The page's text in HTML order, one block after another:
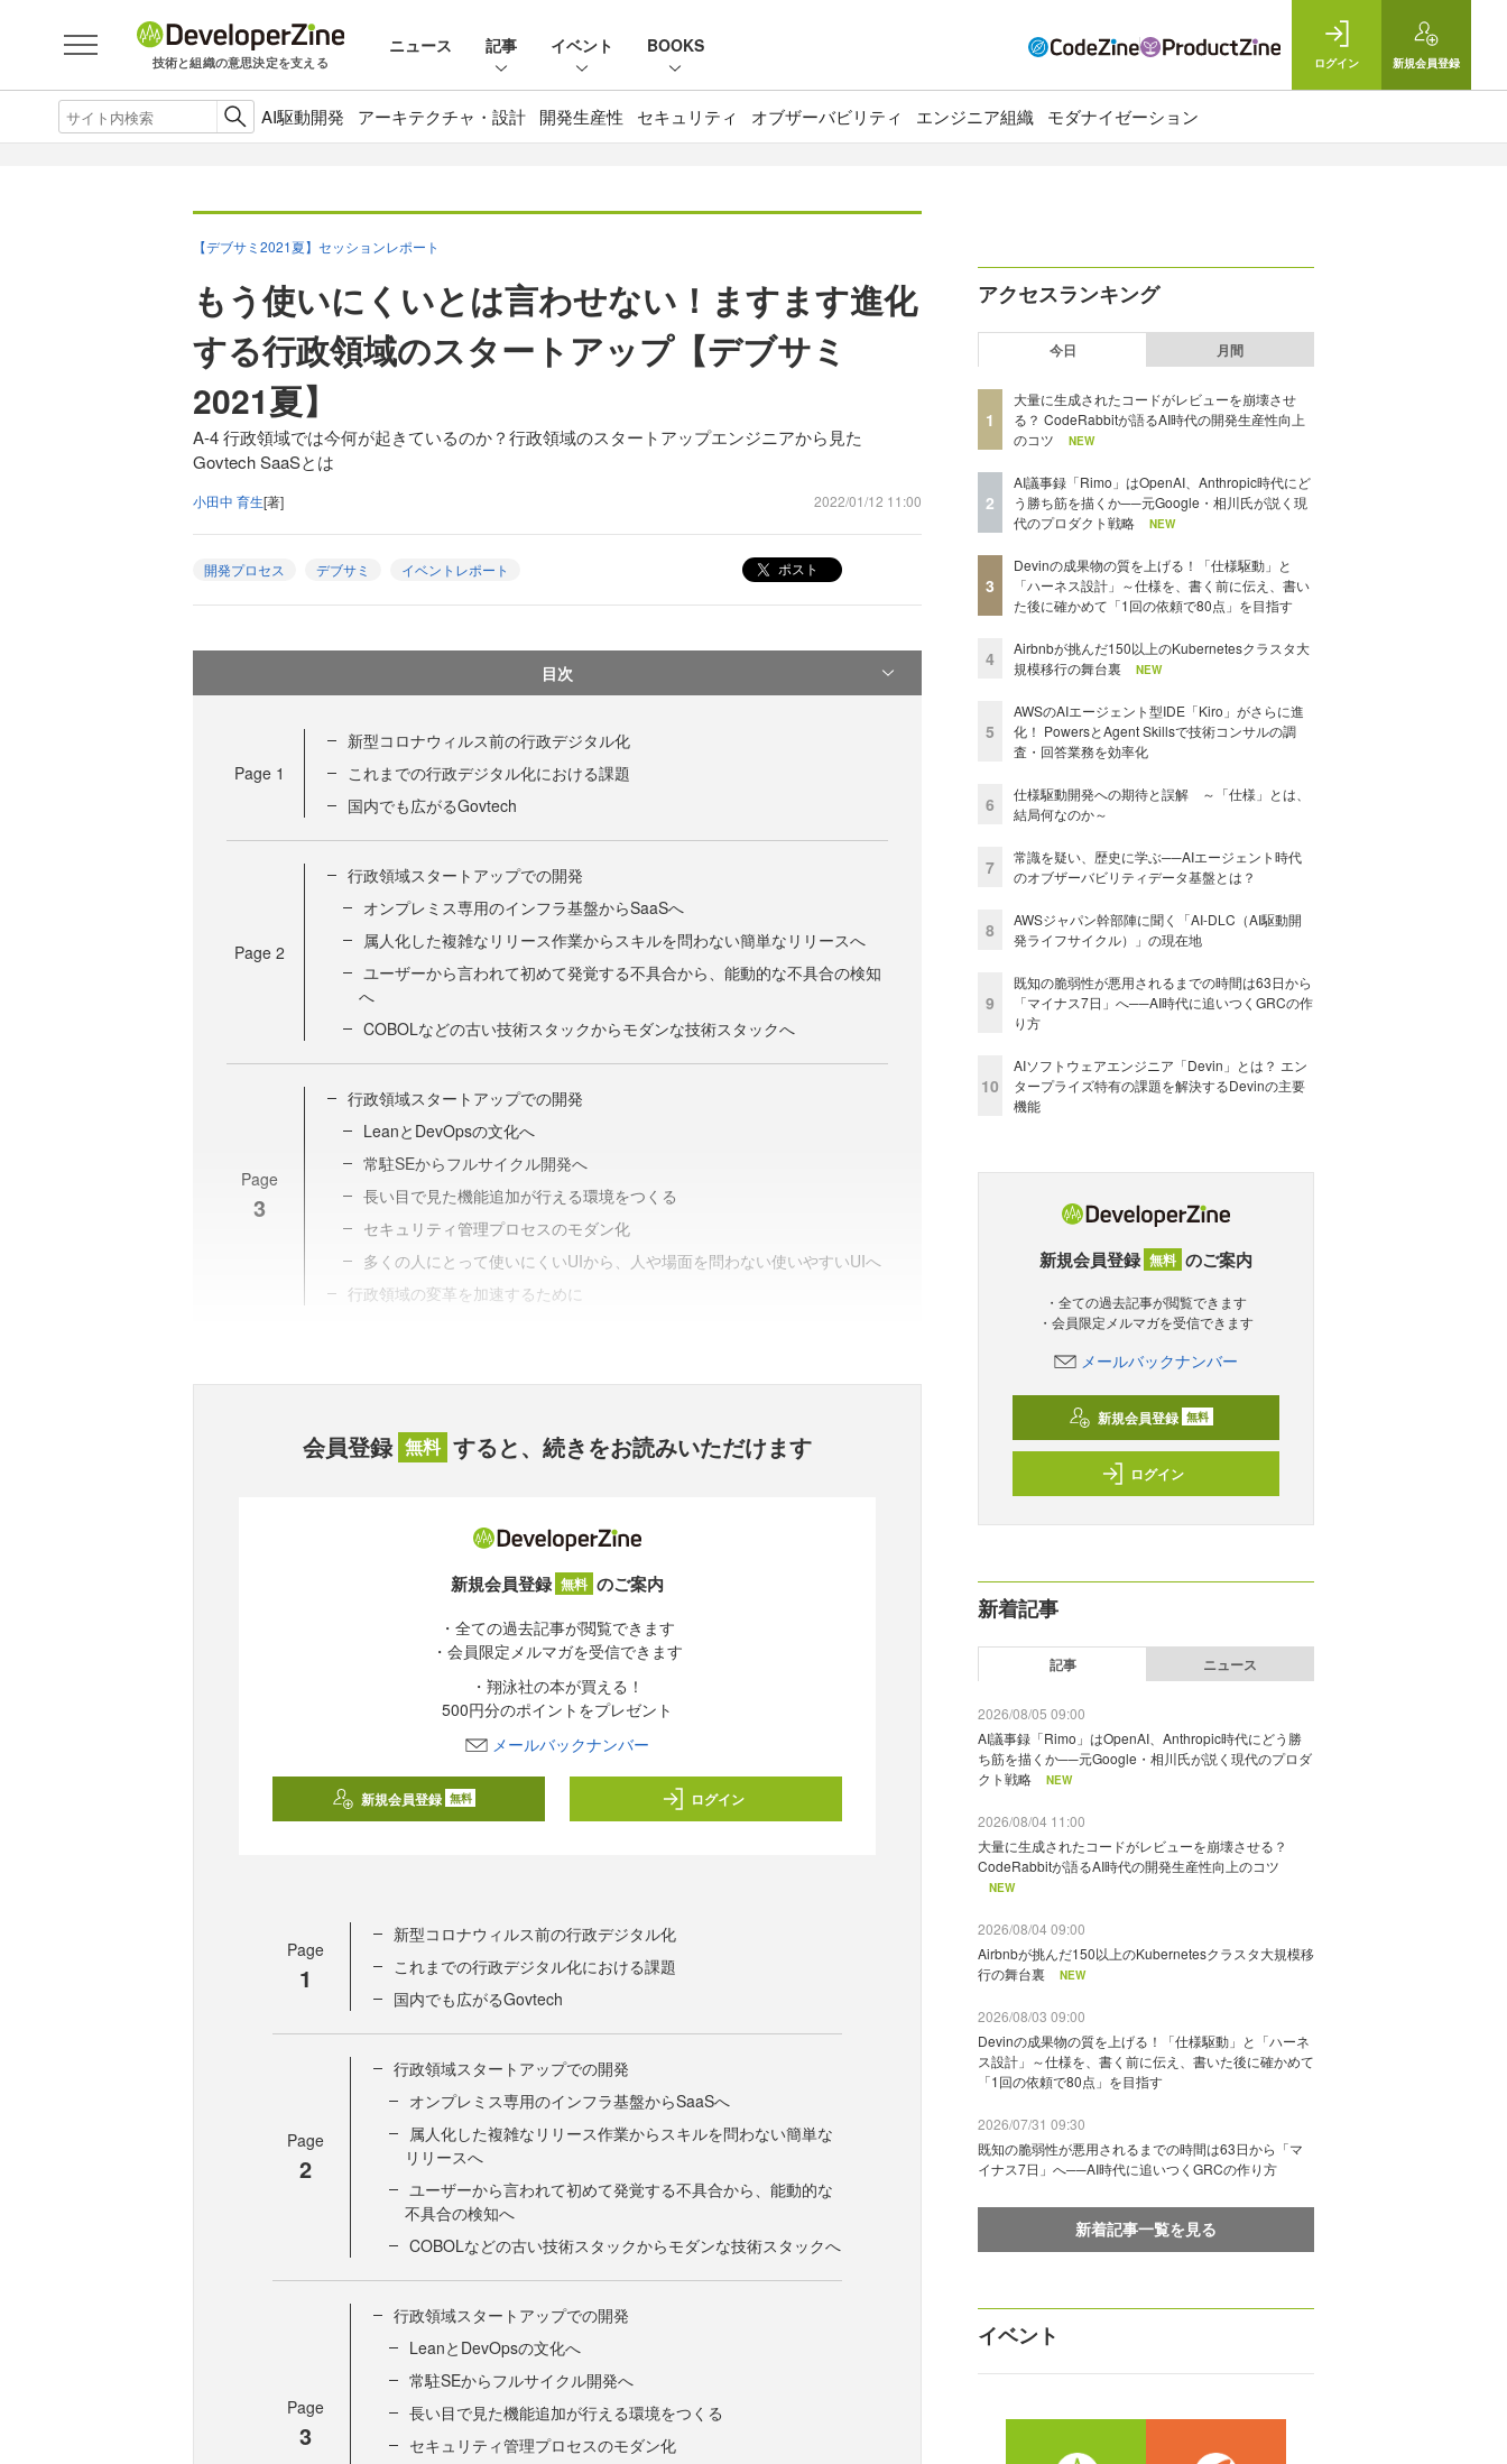
技術と組織の意思決定を支える
ニュース 記事 イベント BOOKS
ログイン 新規会員登録
AI駆動開発 アーキテクチャ・設計 開発生産性 セキュリティ オブザーバビリティ エンジニア組織 モダナイゼーション
【デブサミ2021夏】セッションレポート
もう使いにくいとは言わせない！ますます進化
する行政領域のスタートアップ【デブサミ
2021夏】
A-4 行政領域では今何が起きているのか？行政領域のスタートアップエンジニアから見た
Govtech SaaSとは
小田中 育生[著] 2022/01/12 11:00
開発プロセス デブサミ イベントレポート ポスト
目次
Page 1
新型コロナウィルス前の行政デジタル化
これまでの行政デジタル化における課題
国内でも広がるGovtech
Page 2
行政領域スタートアップでの開発
オンプレミス専用のインフラ基盤からSaaSへ
属人化した複雑なリリース作業からスキルを問わない簡単なリリースへ
ユーザーから言われて初めて発覚する不具合から、能動的な不具合の検知
へ
COBOLなどの古い技術スタックからモダンな技術スタックへ
Page
3
行政領域スタートアップでの開発
LeanとDevOpsの文化へ
常駐SEからフルサイクル開発へ
長い目で見た機能追加が行える環境をつくる
セキュリティ管理プロセスのモダン化
多くの人にとって使いにくいUIから、人や場面を問わない使いやすいUIへ
行政領域の変革を加速するために
会員登録 無料 すると、続きをお読みいただけます
新規会員登録 無料 のご案内
・全ての過去記事が閲覧できます
・会員限定メルマガを受信できます
・翔泳社の本が買える！
500円分のポイントをプレゼント
メールバックナンバー
新規会員登録 無料 ログイン
Page
1
新型コロナウィルス前の行政デジタル化
これまでの行政デジタル化における課題
国内でも広がるGovtech
Page
2
行政領域スタートアップでの開発
オンプレミス専用のインフラ基盤からSaaSへ
属人化した複雑なリリース作業からスキルを問わない簡単な
リリースへ
ユーザーから言われて初めて発覚する不具合から、能動的な
不具合の検知へ
COBOLなどの古い技術スタックからモダンな技術スタックへ
Page
3
行政領域スタートアップでの開発
LeanとDevOpsの文化へ
常駐SEからフルサイクル開発へ
長い目で見た機能追加が行える環境をつくる
セキュリティ管理プロセスのモダン化
アクセスランキング
今日 月間
1
大量に生成されたコードがレビューを崩壊させ
る？ CodeRabbitが語るAI時代の開発生産性向上
のコツ
NEW
2
AI議事録「Rimo」はOpenAI、Anthropic時代にど
う勝ち筋を描くか──元Google・相川氏が説く現
代のプロダクト戦略
NEW
3
Devinの成果物の質を上げる！「仕様駆動」と
「ハーネス設計」～仕様を、書く前に伝え、書い
た後に確かめて「1回の依頼で80点」を目指す
4
Airbnbが挑んだ150以上のKubernetesクラスタ大
規模移行の舞台裏
NEW
5
AWSのAIエージェント型IDE「Kiro」がさらに進
化！ PowersとAgent Skillsで技術コンサルの調
査・回答業務を効率化
6
仕様駆動開発への期待と誤解 ～「仕様」とは、
結局何なのか～
7
常識を疑い、歴史に学ぶ──AIエージェント時代
のオブザーバビリティデータ基盤とは？
8
AWSジャパン幹部陣に聞く「AI-DLC（AI駆動開
発ライフサイクル）」の現在地
9
既知の脆弱性が悪用されるまでの時間は63日から
「マイナス7日」へ──AI時代に追いつくGRCの作
り方
10
AIソフトウェアエンジニア「Devin」とは？ エン
タープライズ特有の課題を解決するDevinの主要
機能
新規会員登録 無料 のご案内
・全ての過去記事が閲覧できます
・会員限定メルマガを受信できます
メールバックナンバー
新規会員登録 無料
ログイン
新着記事
記事 ニュース
2026/08/05 09:00
AI議事録「Rimo」はOpenAI、Anthropic時代にどう勝
ち筋を描くか──元Google・相川氏が説く現代のプロダ
クト戦略
NEW
2026/08/04 11:00
大量に生成されたコードがレビューを崩壊させる？
CodeRabbitが語るAI時代の開発生産性向上のコツ
NEW
2026/08/04 09:00
Airbnbが挑んだ150以上のKubernetesクラスタ大規模移
行の舞台裏
NEW
2026/08/03 09:00
Devinの成果物の質を上げる！「仕様駆動」と「ハーネ
ス設計」～仕様を、書く前に伝え、書いた後に確かめて
「1回の依頼で80点」を目指す
2026/07/31 09:30
既知の脆弱性が悪用されるまでの時間は63日から「マ
イナス7日」へ──AI時代に追いつくGRCの作り方
新着記事一覧を見る
イベント